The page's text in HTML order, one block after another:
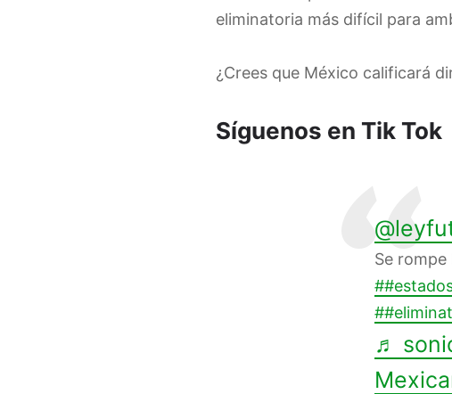
eliminatoria más difícil para
¿Crees que México calificará
Síguenos en Tik Tok
Se rompe
♬